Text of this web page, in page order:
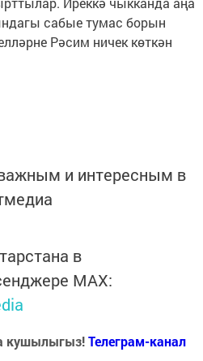
сабые тумас борын
Рәсим ничек көткән
и интересным в
в
MАХ:
кушылыгыз!Телеграм-канал